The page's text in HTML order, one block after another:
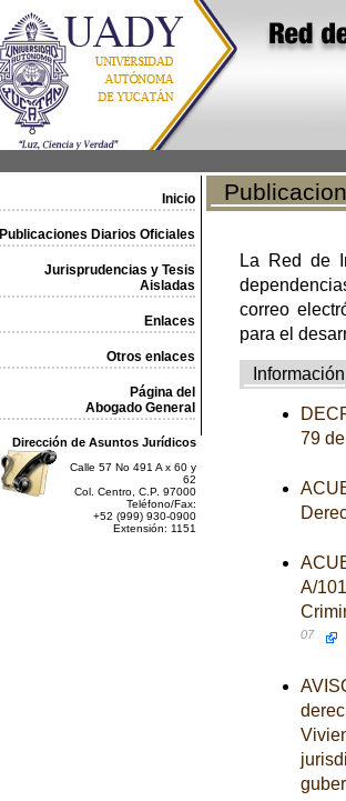
Inicio
Publicaciones Diarios Oficiales
Jurisprudencias y Tesis
Aisladas
Enlaces
Otros enlaces
Página del
Abogado General
Dirección de Asuntos Jurídicos
Calle 57 No 491 A x 60 y
62
Col. Centro, C.P. 97000
Teléfono/Fax:
+52 (999) 930-0900
Extensión: 1151
La Red de
correo
para el
Información
79
A/
07